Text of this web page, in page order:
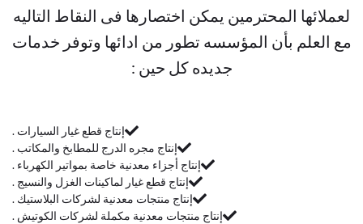
لعملائها المحترمين يمكن اختصارها فى النقاط التاليه
مع العلم بأن المؤسسه تطور من ادائها وتوفر خدمات
جديده كل حين :
إنتاج قطع غيار السيارات .
إنتاج مجره الدرج للمطابخ والمكاتب .
إنتاج أجزاء معدنية خاصة بمواتير الكهرباء .
إنتاج قطع غيار لماكينات الغزل والنسيج .
إنتاج منتجات معدنية لشركات البلاستيك .
إنتاج منتجات معدنية مكملة لشركات الكوتيش .